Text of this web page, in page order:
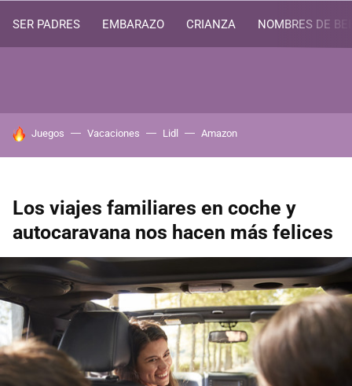
SER PADRES EMBARAZO CRIANZA NOMBRES DE
HOY SE HABLA DE
Juegos Vacaciones Lidl Amazon
Los viajes familiares en coche y
autocaravana nos hacen más felices